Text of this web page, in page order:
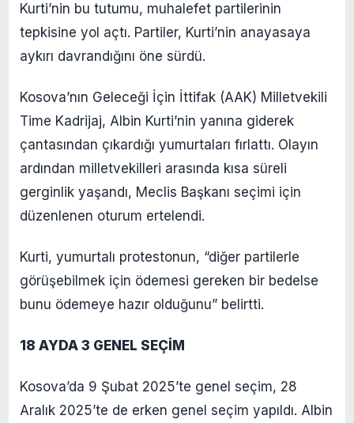
Kurti’nin bu tutumu, muhalefet partilerinin
tepkisine yol açtı. Partiler, Kurti’nin anayasaya
aykırı davrandığını öne sürdü.
Kosova’nın Geleceği İçin İttifak (AAK) Milletvekili
Time Kadrijaj, Albin Kurti’nin yanına giderek
çantasından çıkardığı yumurtaları fırlattı. Olayın
ardından milletvekilleri arasında kısa süreli
gerginlik yaşandı, Meclis Başkanı seçimi için
düzenlenen oturum ertelendi.
Kurti, yumurtalı protestonun, “diğer partilerle
görüşebilmek için ödemesi gereken bir bedelse
bunu ödemeye hazır olduğunu” belirtti.
18 AYDA 3 GENEL SEÇİM
Kosova’da 9 Şubat 2025’te genel seçim, 28
Aralık 2025’te de erken genel seçim yapıldı. Albin